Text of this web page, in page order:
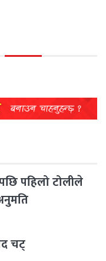
पहिलो टोलीले
चट्